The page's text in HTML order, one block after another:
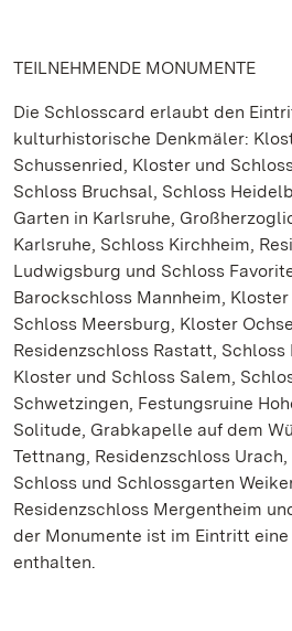
TEILNEHMENDE MONUMENTE
Die Schlosscard erlaubt den
kulturhistorische Denkmäler:
Schussenried, Kloster und
Schloss Bruchsal, Schloss
Garten in Karlsruhe,
Karlsruhe, Schloss Kirchheim,
Ludwigsburg und Schloss
Barockschloss Mannheim,
Schloss Meersburg, Kloster
Residenzschloss Rastatt,
Kloster und Schloss Salem,
Schwetzingen, Festungsruine
Solitude, Grabkapelle auf dem
Tettnang, Residenzschloss
Schloss und Schlossgarten
Residenzschloss Mergentheim
der Monumente ist im Eintritt
enthalten.